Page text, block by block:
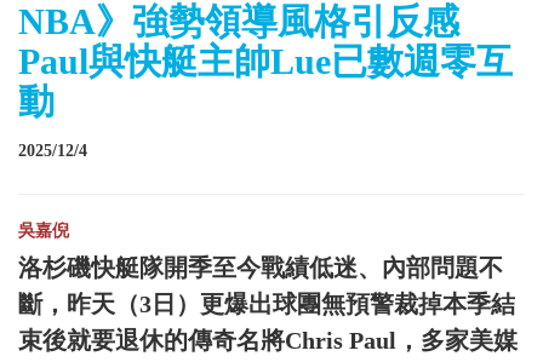
NBA》強勢領導風格引反感
Paul與快艇主帥Lue已數週零互
動
2025/12/4
吳嘉倪
洛杉磯快艇隊開季至今戰績低迷、內部問題不
斷，昨天（3日）更爆出球團無預警裁掉本季結
束後就要退休的傳奇名將Chris Paul，多家美媒